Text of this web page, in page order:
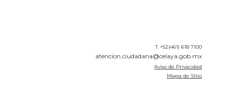
T. +52(461) 618 7100
atencion.ciudadana@celaya.gob.mx
Aviso de Privacidad
Mapa de Sitio